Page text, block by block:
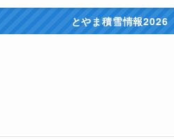
とやま積雪情報2026